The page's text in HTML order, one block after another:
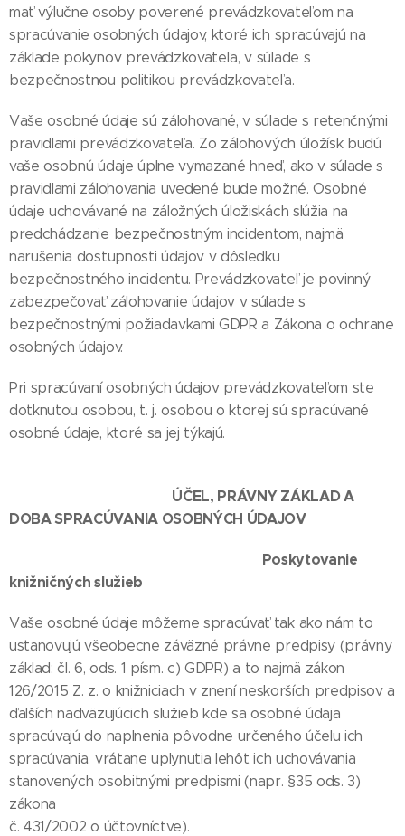
mať výlučne osoby poverené prevádzkovateľom na
spracúvanie osobných údajov, ktoré ich spracúvajú na
základe pokynov prevádzkovateľa, v súlade s
bezpečnostnou politikou prevádzkovateľa.
Vaše osobné údaje sú zálohované, v súlade s retenčnými
pravidlami prevádzkovateľa. Zo zálohových úložísk budú
vaše osobnú údaje úplne vymazané hneď, ako v súlade s
pravidlami zálohovania uvedené bude možné. Osobné
údaje uchovávané na záložných úložiskách slúžia na
predchádzanie bezpečnostným incidentom, najmä
narušenia dostupnosti údajov v dôsledku
bezpečnostného incidentu. Prevádzkovateľ je povinný
zabezpečovať zálohovanie údajov v súlade s
bezpečnostnými požiadavkami GDPR a Zákona o ochrane
osobných údajov.
Pri spracúvaní osobných údajov prevádzkovateľom ste
dotknutou osobou, t. j. osobou o ktorej sú spracúvané
osobné údaje, ktoré sa jej týkajú.
ÚČEL, PRÁVNY ZÁKLAD A
DOBA SPRACÚVANIA OSOBNÝCH ÚDAJOV
Poskytovanie
knižničných služieb
Vaše osobné údaje môžeme spracúvať tak ako nám to
ustanovujú všeobecne záväzné právne predpisy (právny
základ: čl. 6, ods. 1 písm. c) GDPR) a to najmä zákon
126/2015 Z. z. o knižniciach v znení neskorších predpisov a
ďalších nadväzujúcich služieb kde sa osobné údaja
spracúvajú do naplnenia pôvodne určeného účelu ich
spracúvania, vrátane uplynutia lehôt ich uchovávania
stanovených osobitnými predpismi (napr. §35 ods. 3)
zákona
č. 431/2002 o účtovníctve).